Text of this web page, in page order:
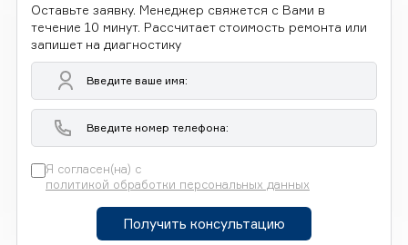
Оставьте заявку. Менеджер свяжется с Вами в
течение 10 минут. Рассчитает стоимость ремонта или
запишет на диагностику
Я согласен(на) с
политикой обработки персональных данных
Получить консультацию